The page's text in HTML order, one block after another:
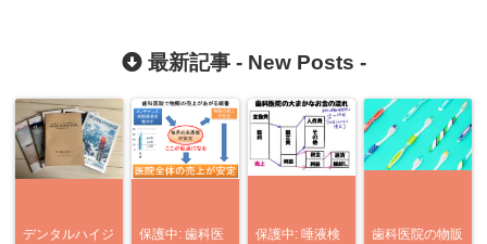
最新記事 - New Posts -
デンタルハイジ
保護中: 歯科医
保護中: 唾液検
歯科医院の物販